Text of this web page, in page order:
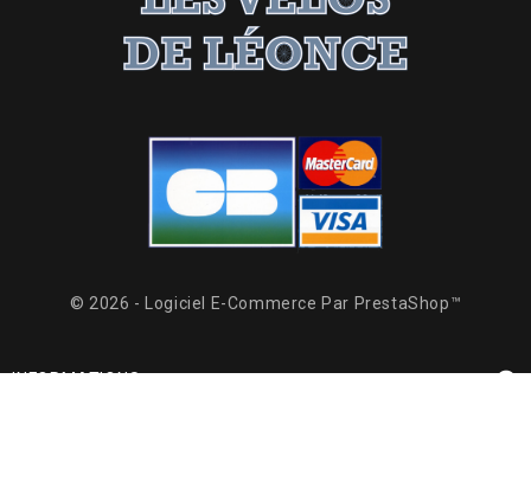
© 2026 - Logiciel E-Commerce Par PrestaShop™
INFORMATIONS 